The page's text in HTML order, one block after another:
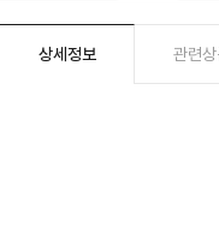
상세정보 관련